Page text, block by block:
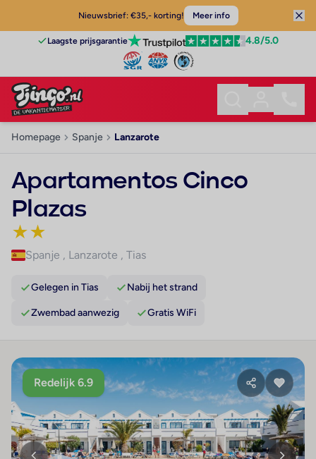
Nieuwsbrief: €35,- korting! Meer info
Laagste prijsgarantie 4.8/5.0
Homepage Spanje Lanzarote
Apartamentos Cinco
Plazas
★★
Spanje , Lanzarote , Tias
Gelegen in Tias Nabij het strand
Zwembad aanwezig Gratis WiFi
Redelijk 6.9